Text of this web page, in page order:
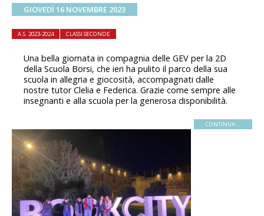
GIOVEDÌ 16 NOVEMBRE 2023
A.S. 2023-2024 CLASSI SECONDE
Una bella giornata in compagnia delle GEV per la 2D
della Scuola Borsi, che ieri ha pulito il parco della sua
scuola in allegria e giocosità, accompagnati dalle
nostre tutor Clelia e Federica. Grazie come sempre alle
insegnanti e alla scuola per la generosa disponibilità.
CONTINUA...